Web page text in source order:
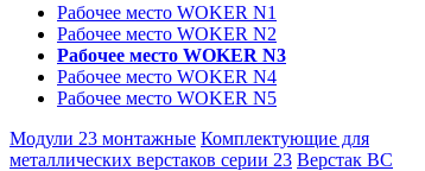
Рабочее место WOKER N1
Рабочее место WOKER N2
Рабочее место WOKER N3
Рабочее место WOKER N4
Рабочее место WOKER N5
Модули 23 монтажные Комплектующие для
металлических верстаков серии 23 Верстак ВС